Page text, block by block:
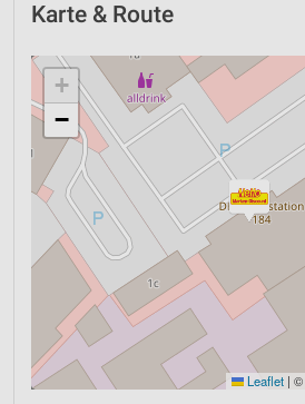
Karte & Route
+
−
Leaflet | ©